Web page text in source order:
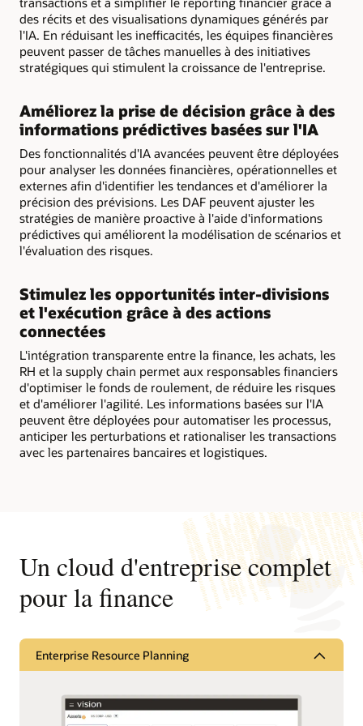
des récits et des visualisations dynamiques générés par
l'IA. En réduisant les inefficacités, les équipes financières
peuvent passer de tâches manuelles à des initiatives
stratégiques qui stimulent la croissance de l'entreprise.
Améliorez la prise de décision grâce à des
informations prédictives basées sur l'IA
Des fonctionnalités d'IA avancées peuvent être déployées
pour analyser les données financières, opérationnelles et
externes afin d'identifier les tendances et d'améliorer la
précision des prévisions. Les DAF peuvent ajuster les
stratégies de manière proactive à l'aide d'informations
prédictives qui améliorent la modélisation de scénarios et
l'évaluation des risques.
Stimulez les opportunités inter-divisions
et l'exécution grâce à des actions
connectées
L'intégration transparente entre la finance, les achats, les
RH et la supply chain permet aux responsables financiers
d'optimiser le fonds de roulement, de réduire les risques
et d'améliorer l'agilité. Les informations basées sur l'IA
peuvent être déployées pour automatiser les processus,
anticiper les perturbations et rationaliser les transactions
avec les partenaires bancaires et logistiques.
Un cloud d'entreprise complet
pour la finance
Enterprise Resource Planning